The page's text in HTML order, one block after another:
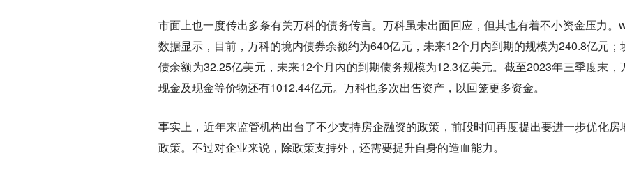
市面上也一度传出多条有关万科的债务传言。万科虽未出面回应，但其也有着不小资金压力。
数据显示，目前，万科的境内债券余额约为640亿元，未来12个月内到期的规模为240.8亿元；
债余额为32.25亿美元，未来12个月内的到期债务规模为12.3亿美元。截至2023年三季度末，
现金及现金等价物还有1012.44亿元。万科也多次出售资产，以回笼更多资金。
事实上，近年来监管机构出台了不少支持房企融资的政策，前段时间再度提出要进一步优化房
政策。不过对企业来说，除政策支持外，还需要提升自身的造血能力。